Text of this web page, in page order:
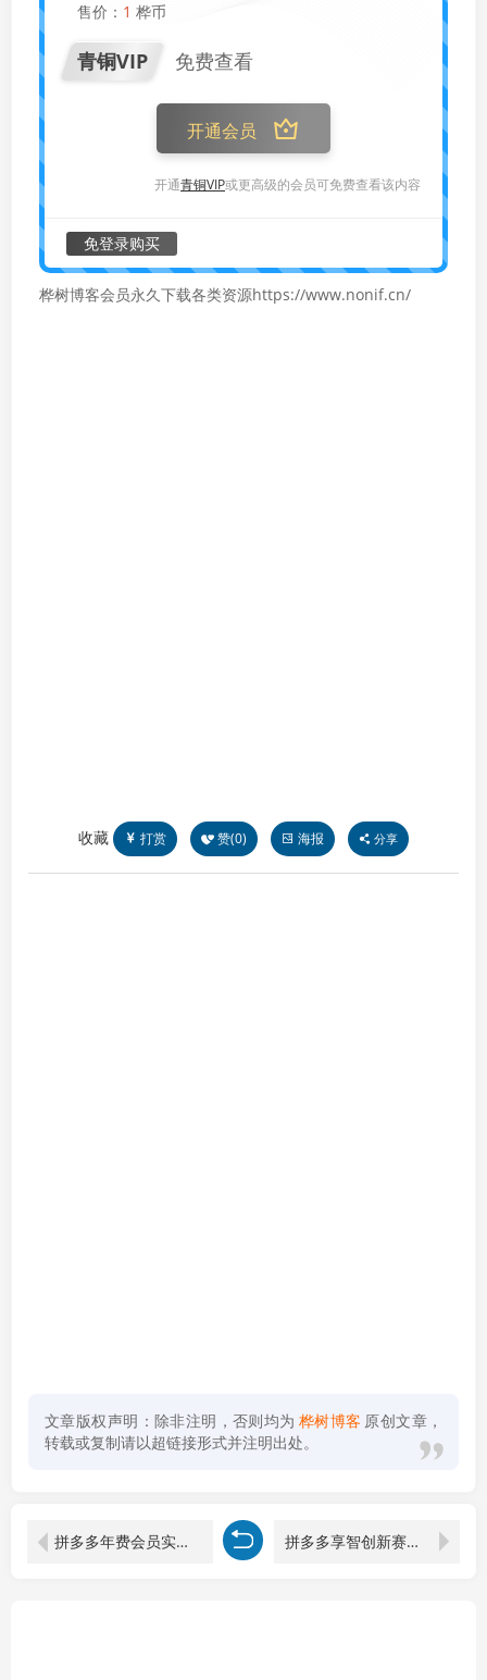
售价： 1 桦币
青铜VIP 免费查看
开通会员
开通青铜VIP或更高级的会员可免费查看该内容
免登录购买
桦树博客会员永久下载各类资源https://www.nonif.cn/
收藏 打赏 赞(0) 海报 分享
文章版权声明：除非注明，否则均为 桦树博客 原创文章，
转载或复制请以超链接形式并注明出处。
拼多多年费会员实战(更新26年5月15)：从基础到高阶盈利，干货拉满，诊断+推广+活动全教 拼多多享智创新赛道，卖一切可以通过网盘链接交付的虚拟商品，轻松月入10000＋